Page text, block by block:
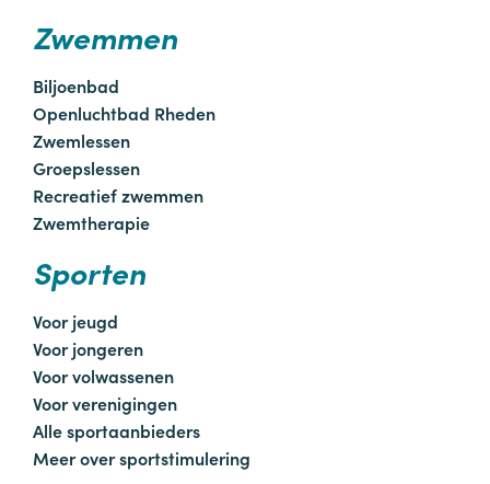
Zwemmen
Biljoenbad
Openluchtbad Rheden
Zwemlessen
Groepslessen
Recreatief zwemmen
Zwemtherapie
Sporten
Voor jeugd
Voor jongeren
Voor volwassenen
Voor verenigingen
Alle sportaanbieders
Meer over sportstimulering